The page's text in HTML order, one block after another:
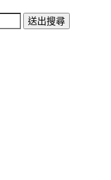
送出搜尋